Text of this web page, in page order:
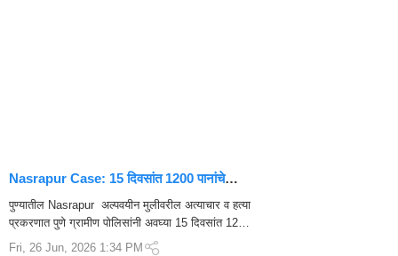
Nasrapur Case: 15 दिवसांत 1200 पानांचे
आरोपपत्र, ‘आमचीच मुलगी’ म्हणून तपास; पोलिसांचा
ऐतिहासिक ॲक्शन प्लॅन उघड
पुण्यातील Nasrapur अल्पवयीन मुलीवरील अत्याचार व हत्या
प्रकरणात पुणे ग्रामीण पोलिसांनी अवघ्या 15 दिवसांत 1200
पानांचे आरोपपत्र दाखल केले. 'आमचीच मुलगी...
Fri, 26 Jun, 2026 1:34 PM